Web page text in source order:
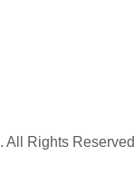
All Rights Reserved